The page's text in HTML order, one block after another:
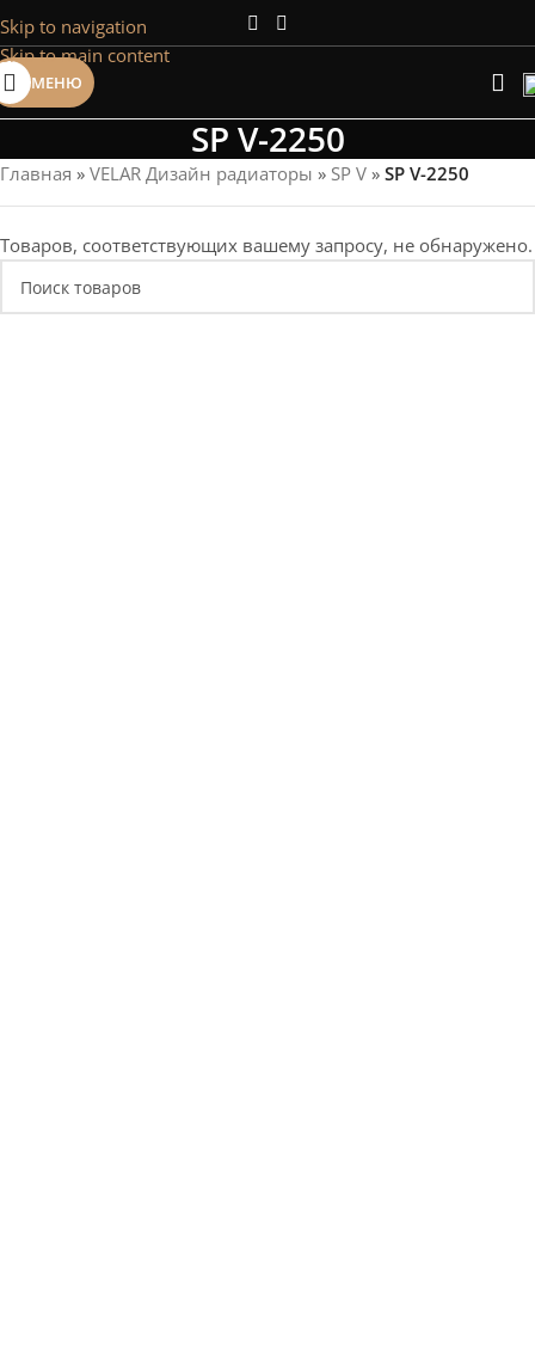
Skip to navigation
Skip to main content
Сэкономим Ваше время на подбор
Рассчитаем мощность | Предложим от 3х вариантов | В
наличии и под заказ
Скидки от 5%
МЕНЮ
SP V-2250
Главная » VELAR Дизайн радиаторы » SP V » SP V-2250
Товаров, соответствующих вашему запросу, не обнаружено.